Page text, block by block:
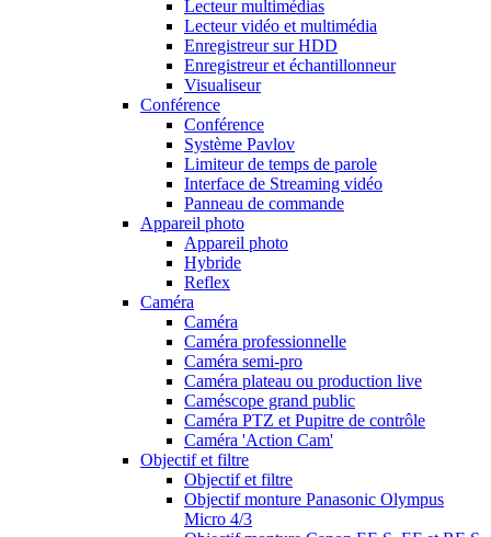
Lecteur multimédias
Lecteur vidéo et multimédia
Enregistreur sur HDD
Enregistreur et échantillonneur
Visualiseur
Conférence
Conférence
Système Pavlov
Limiteur de temps de parole
Interface de Streaming vidéo
Panneau de commande
Appareil photo
Appareil photo
Hybride
Reflex
Caméra
Caméra
Caméra professionnelle
Caméra semi-pro
Caméra plateau ou production live
Caméscope grand public
Caméra PTZ et Pupitre de contrôle
Caméra 'Action Cam'
Objectif et filtre
Objectif et filtre
Objectif monture Panasonic Olympus
Micro 4/3